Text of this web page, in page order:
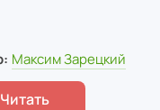
Максим Зарецкий
Читать